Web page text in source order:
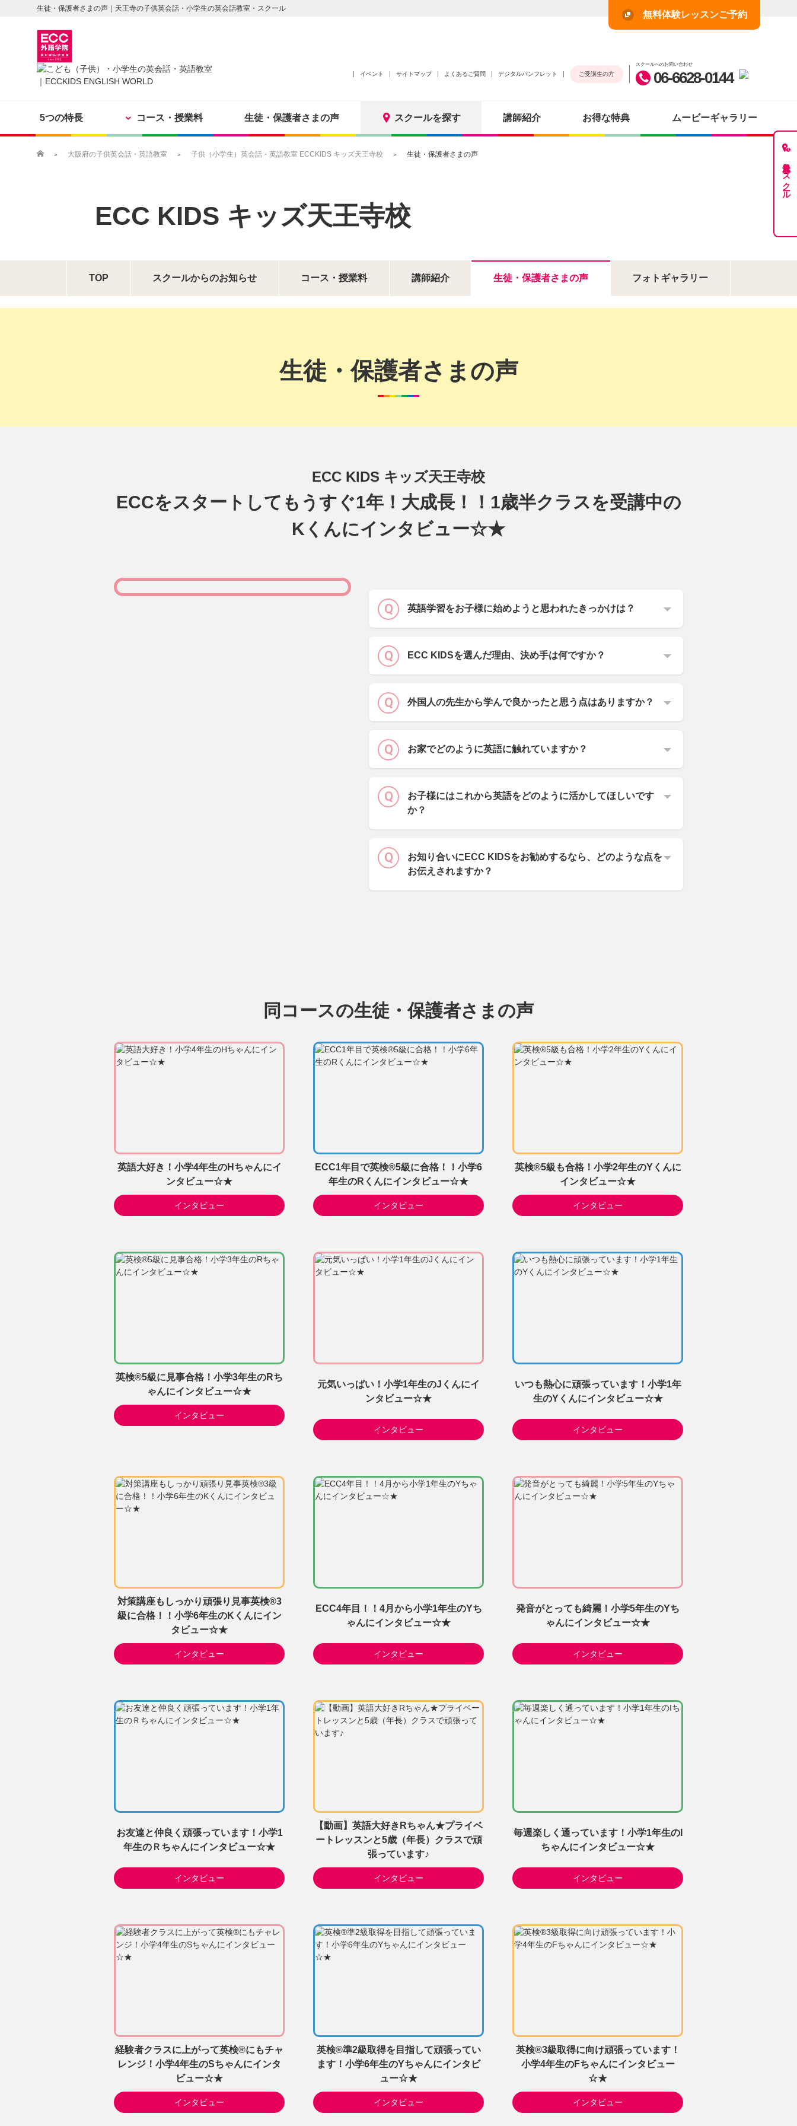
生徒・保護者さまの声｜天王寺の子供英会話・小学生の英会話教室・スクール
無料体験レッスンご予約
イベント サイトマップ よくあるご質問 デジタルパンフレット ご受講生の方
スクールへのお問い合わせ
06-6628-0144
5つの特長 コース・授業料 生徒・保護者さまの声 スクールを探す 講師紹介 お得な特典 ムービーギャラリー
最近見たスクール
大阪府の子供英会話・英語教室 子供（小学生）英会話・英語教室 ECCKIDS キッズ天王寺校 生徒・保護者さまの声
ECC KIDS キッズ天王寺校
TOP スクールからのお知らせ コース・授業料 講師紹介 生徒・保護者さまの声 フォトギャラリー
生徒・保護者さまの声
ECC KIDS キッズ天王寺校
ECCをスタートしてもうすぐ1年！大成長！！1歳半クラスを受講中の
Kくんにインタビュー☆★
英語学習をお子様に始めようと思われたきっかけは？
ECC KIDSを選んだ理由、決め手は何ですか？
外国人の先生から学んで良かったと思う点はありますか？
お家でどのように英語に触れていますか？
お子様にはこれから英語をどのように活かしてほしいです
か？
お知り合いにECC KIDSをお勧めするなら、どのような点を
お伝えされますか？
同コースの生徒・保護者さまの声
英語大好き！小学4年生のHちゃんにイ
ンタビュー☆★
インタビュー
ECC1年目で英検®5級に合格！！小学6
年生のRくんにインタビュー☆★
インタビュー
英検®5級も合格！小学2年生のYくんに
インタビュー☆★
インタビュー
英検®5級に見事合格！小学3年生のRち
ゃんにインタビュー☆★
インタビュー
元気いっぱい！小学1年生のJくんにイ
ンタビュー☆★
インタビュー
いつも熱心に頑張っています！小学1年
生のYくんにインタビュー☆★
インタビュー
対策講座もしっかり頑張り見事英検®3
級に合格！！小学6年生のKくんにイン
タビュー☆★
インタビュー
ECC4年目！！4月から小学1年生のYち
ゃんにインタビュー☆★
インタビュー
発音がとっても綺麗！小学5年生のYち
ゃんにインタビュー☆★
インタビュー
お友達と仲良く頑張っています！小学1
年生のＲちゃんにインタビュー☆★
インタビュー
【動画】英語大好きRちゃん★プライベ
ートレッスンと5歳（年長）クラスで頑
張っています♪
インタビュー
毎週楽しく通っています！小学1年生のI
ちゃんにインタビュー☆★
インタビュー
経験者クラスに上がって英検®にもチャ
レンジ！小学4年生のSちゃんにインタ
ビュー☆★
インタビュー
英検®準2級取得を目指して頑張ってい
ます！小学6年生のYちゃんにインタビ
ュー☆★
インタビュー
英検®3級取得に向け頑張っています！
小学4年生のFちゃんにインタビュー
☆★
インタビュー